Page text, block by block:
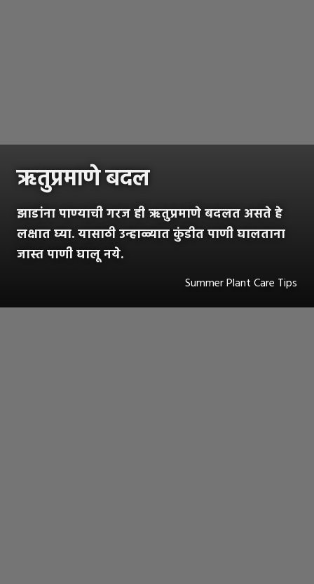
ऋतुप्रमाणे बदल
झाडांना पाण्याची गरज ही ऋतुप्रमाणे बदलत असते हे
लक्षात घ्या. यासाठी उन्हाळ्यात कुंडीत पाणी घालताना
जास्त पाणी घालू नये.
Summer Plant Care Tips